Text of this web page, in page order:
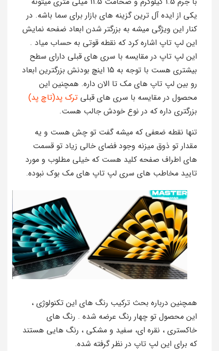
یکی از ایده آل ترین گزینه های بازار برای سما باشه. در
کنار این ویژگی میشه به بزرگتر شدن ابعاد ضفحه نمایش
این لپ تاپ اشاره کرد که نقطه قوتی به حساب میاد .
این لپ تاپ در مقایسه با سری های قبلی دارای سطح
بیشتری هست با توجه به 15 اینچ بودنش بزرگترین ابعاد
رو بین لپ تاپ های مک تا الان داره. همچنین این
محصول در مقایسه با سری های قبلی ترک پد(تاچ پد)
بزرگتری داره که در نوع خودش جالب هست.
تنها نقطه ضعفی که میشه گفت تو چش هست و یه
مقدار تو ذوق میزنه وجود فضای خالی زیاد تو قسمت
های اطراف صفحه کلید هست که خیلی مطلوب و مورد
تایید مخاطب های سری لپ تاپ های مک بوک نبوده.
همچنین درباره بحث ترکیب رنگ های این تکنولوژی ،
این محصول تو چهار رنگ عرضه شده . رنگ های
خاکستری ، نقره ای، سفید و مشکی ، رنگ هایی هستند
که برای این لپ تاپ در نظر گرفته شده.